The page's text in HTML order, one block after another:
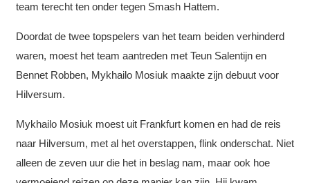
team terecht ten onder tegen Smash Hattem.
Doordat de twee topspelers van het team beiden verhinderd
waren, moest het team aantreden met Teun Salentijn en
Bennet Robben, Mykhailo Mosiuk maakte zijn debuut voor
Hilversum.
Mykhailo Mosiuk moest uit Frankfurt komen en had de reis
naar Hilversum, met al het overstappen, flink onderschat. Niet
alleen de zeven uur die het in beslag nam, maar ook hoe